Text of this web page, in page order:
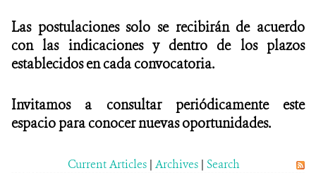
DONA
Las postulaciones solo se recibirán de acuerdo
con las indicaciones y dentro de los plazos
establecidos en cada convocatoria.
Invitamos a consultar periódicamente este
espacio para conocer nuevas oportunidades.
Current Articles | Archives | Search